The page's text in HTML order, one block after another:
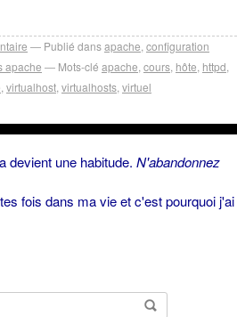
Publié dansapache configuration
apache Mots-clé apache cours hôte httpd
virtualhost virtualhosts virtuel
devient une habitude. N'abandonnez
fois dans ma vie et c'est pourquoi j'ai